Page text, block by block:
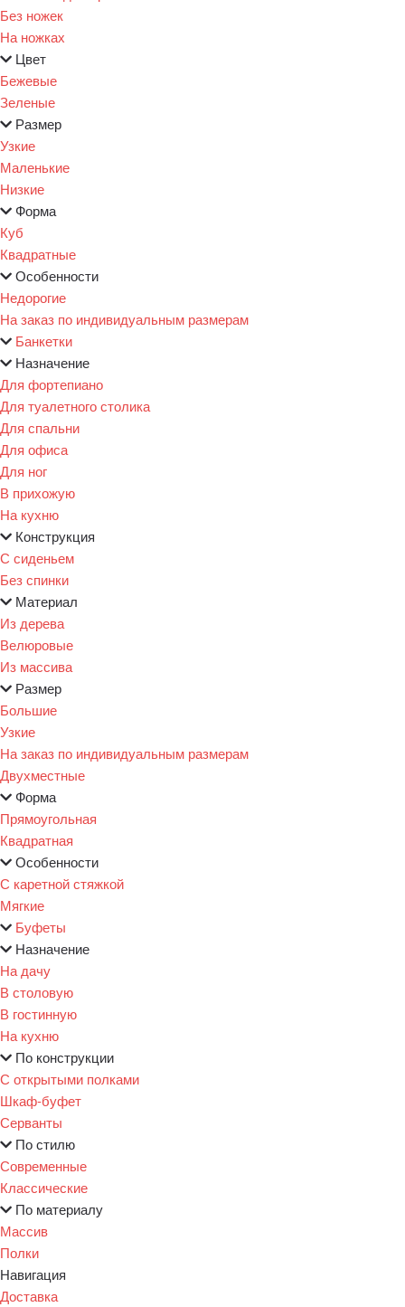
Без ножек
На ножках
Цвет
Бежевые
Зеленые
Размер
Узкие
Маленькие
Низкие
Форма
Куб
Квадратные
Особенности
Недорогие
На заказ по индивидуальным размерам
Банкетки
Назначение
Для фортепиано
Для туалетного столика
Для спальни
Для офиса
Для ног
В прихожую
На кухню
Конструкция
С сиденьем
Без спинки
Материал
Из дерева
Велюровые
Из массива
Размер
Большие
Узкие
На заказ по индивидуальным размерам
Двухместные
Форма
Прямоугольная
Квадратная
Особенности
С каретной стяжкой
Мягкие
Буфеты
Назначение
На дачу
В столовую
В гостинную
На кухню
По конструкции
С открытыми полками
Шкаф-буфет
Серванты
По стилю
Современные
Классические
По материалу
Массив
Полки
Навигация
Доставка